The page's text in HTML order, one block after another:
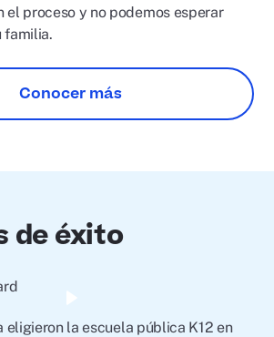
el proceso y no podemos esperar
familia.
Conocer más
de éxito
video
eligieron la escuela pública K12 en